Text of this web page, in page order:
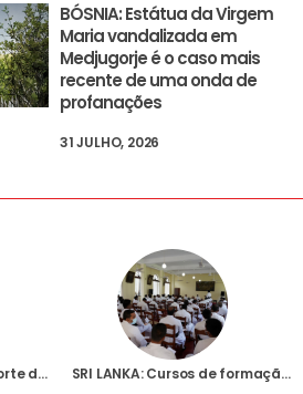
BÓSNIA: Estátua da Virgem
Maria vandalizada em
Medjugorje é o caso mais
recente de uma onda de
profanações
31 JULHO, 2026
IRAQUE: “A paz é mais forte do que a guerra”, sublinhou o Papa Francisco em Mossul, onde rezou pelas vítimas dos terroristas SRI LANKA: Cursos de formação contínua para padres, religiosas e leigos que trabalham na pastoral dos traumatizados